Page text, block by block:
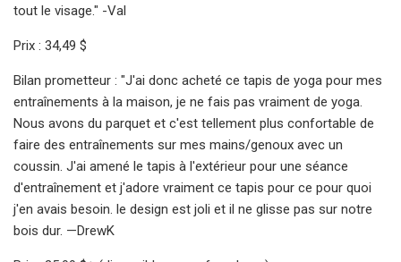
tout le visage." -Val
Prix ​​: 34,49 $
Bilan prometteur : "J'ai donc acheté ce tapis de yoga pour mes
entraînements à la maison, je ne fais pas vraiment de yoga.
Nous avons du parquet et c'est tellement plus confortable de
faire des entraînements sur mes mains/genoux avec un
coussin. J'ai amené le tapis à l'extérieur pour une séance
d'entraînement et j'adore vraiment ce tapis pour ce pour quoi
j'en avais besoin. le design est joli et il ne glisse pas sur notre
bois dur. —DrewK